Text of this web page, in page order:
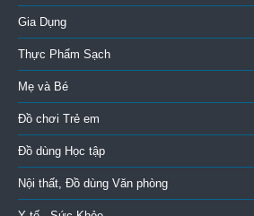
Gia Dụng
Thực Phẩm Sạch
Mẹ và Bé
Đồ chơi Trẻ em
Đồ dùng Học tập
Nội thất, Đồ dùng Văn phòng